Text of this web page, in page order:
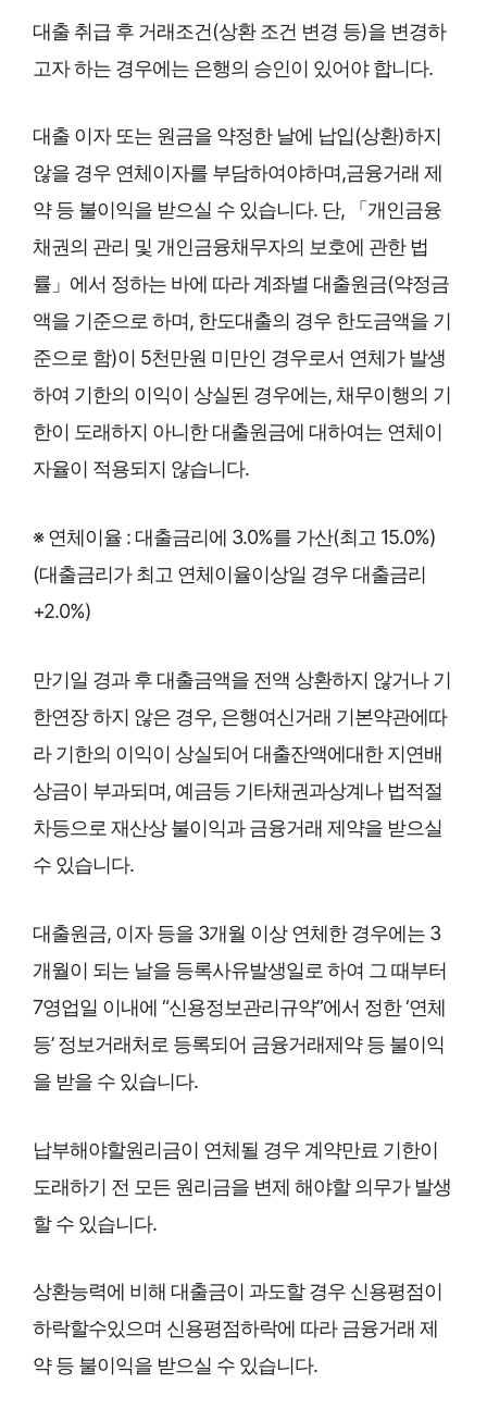
대출 취급 후 거래조건(상환 조건 변경 등)을 변경하
고자 하는 경우에는 은행의 승인이 있어야 합니다.
대출 이자 또는 원금을 약정한 날에 납입(상환)하지
않을 경우 연체이자를 부담하여야하며,금융거래 제
약 등 불이익을 받으실 수 있습니다. 단, 「개인금융
채권의 관리 및 개인금융채무자의 보호에 관한 법
률」에서 정하는 바에 따라 계좌별 대출원금(약정금
액을 기준으로 하며, 한도대출의 경우 한도금액을 기
준으로 함)이 5천만원 미만인 경우로서 연체가 발생
하여 기한의 이익이 상실된 경우에는, 채무이행의 기
한이 도래하지 아니한 대출원금에 대하여는 연체이
자율이 적용되지 않습니다.
※ 연체이율 : 대출금리에 3.0%를 가산(최고 15.0%)
(대출금리가 최고 연체이율이상일 경우 대출금리
+2.0%)
만기일 경과 후 대출금액을 전액 상환하지 않거나 기
한연장 하지 않은 경우, 은행여신거래 기본약관에따
라 기한의 이익이 상실되어 대출잔액에대한 지연배
상금이 부과되며, 예금등 기타채권과상계나 법적절
차등으로 재산상 불이익과 금융거래 제약을 받으실
수 있습니다.
대출원금, 이자 등을 3개월 이상 연체한 경우에는 3
개월이 되는 날을 등록사유발생일로 하여 그 때부터
7영업일 이내에 “신용정보관리규약”에서 정한 ‘연체
등’ 정보거래처로 등록되어 금융거래제약 등 불이익
을 받을 수 있습니다.
납부해야할원리금이 연체될 경우 계약만료 기한이
도래하기 전 모든 원리금을 변제 해야할 의무가 발생
할 수 있습니다.
상환능력에 비해 대출금이 과도할 경우 신용평점이
하락할수있으며 신용평점하락에 따라 금융거래 제
약 등 불이익을 받으실 수 있습니다.